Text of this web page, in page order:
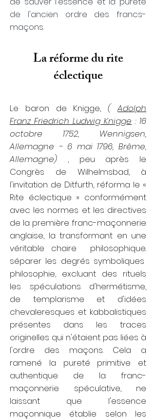
de l'ancien ordre des francs-
maçons.
La réforme du rite
éclectique
Le baron de Knigge,(Adolph
Franz Friedrich Ludwig Knigge : 16
octobre 1752, Wennigsen,
Allemagne - 6 mai 1796, Brême,
Allemagne) , peu après le
Congrès de Wilhelmsbad, à
l'invitation de Ditfurth, réforma le «
Rite éclectique » conformément
avec les normes et les directives
de la première franc-maçonnerie
anglaise, la transformant en une
véritable
chaire
philosophique.
séparer les degrés symboliques
philosophie, excluant des rituels
les spéculations d'hermétisme,
de templarisme et d'idées
chevaleresques et kabbalistiques
présentes dans les traces
originelles qui n'étaient pas liées à
l'ordre des maçons. Cela a
ramené la pureté primitive et
authentique de la franc-
maçonnerie spéculative, ne
laissant que l'essence
maçonnique établie selon les